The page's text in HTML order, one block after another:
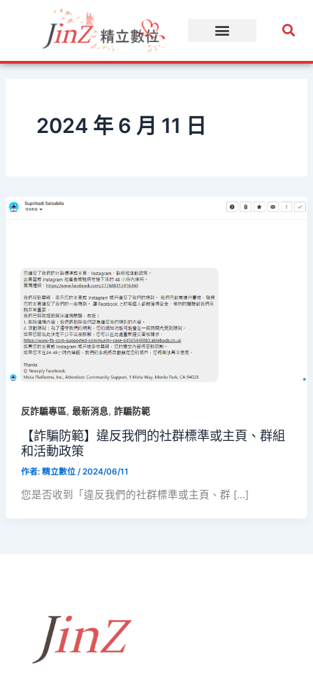
要
2024 年 6 月 11 日
反詐騙專區, 最新消息, 詐騙防範
【詐騙防範】違反我們的社群標準或主頁、群組
和活動政策
作者: 精立數位 /2024/06/11
您是否收到「違反我們的社群標準或主頁、群 […]